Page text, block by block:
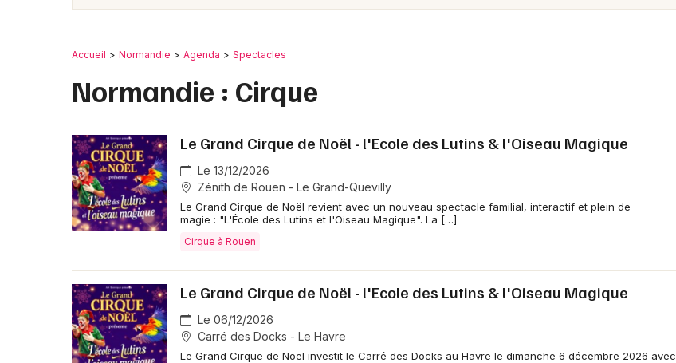
Mulhouse
Paris
Toulouse
Accueil Normandie Agenda Spectacles
Normandie : Cirque
Le Grand Cirque de Noël - l'Ecole des Lutins & l'Oiseau Magique
Le 13/12/2026
Zénith de Rouen - Le Grand-Quevilly
Le Grand Cirque de Noël revient avec un nouveau spectacle familial, interactif et plein de
magie : "L'École des Lutins et l'Oiseau Magique". La […]
Cirque à Rouen
Le Grand Cirque de Noël - l'Ecole des Lutins & l'Oiseau Magique
Le 06/12/2026
Carré des Docks - Le Havre
Le Grand Cirque de Noël investit le Carré des Docks au Havre le dimanche 6 décembre 2026 avec